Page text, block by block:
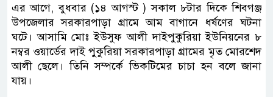
এর আগে, বুধবার (১৪ আগস্ট ) সকাল ৮টার দিকে শিবগঞ্জ
উপজেলার সরকারপাড়া গ্রামে আম বাগানে ধর্ষণের ঘটনা
ঘটে। আসামি মোঃ ইউসুফ আলী দাইপুকুরিয়া ইউনিয়নের ৮
নম্বর ওয়ার্ডের দাই পুকুরিয়া সরকারপাড়া গ্রামের মৃত মোরশেদ
আলী ছেলে। তিনি সম্পর্কে ভিকটিমের চাচা হন বলে জানা
যায়।